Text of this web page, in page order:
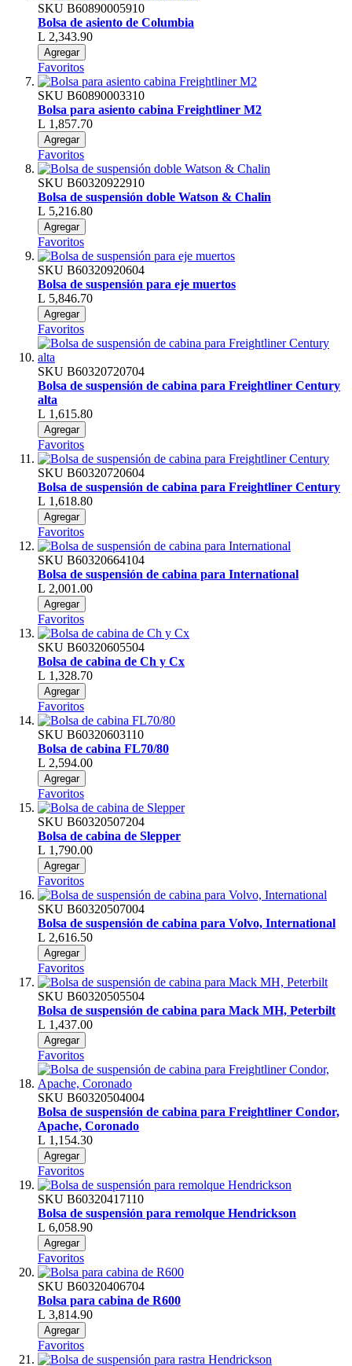
SKU B60890005910
Bolsa de asiento de Columbia
L 2,343.90
Agregar
Favoritos
SKU B60890003310
Bolsa para asiento cabina Freightliner M2
L 1,857.70
Agregar
Favoritos
SKU B60320922910
Bolsa de suspensión doble Watson & Chalin
L 5,216.80
Agregar
Favoritos
SKU B60320920604
Bolsa de suspensión para eje muertos
L 5,846.70
Agregar
Favoritos
SKU B60320720704
Bolsa de suspensión de cabina para Freightliner Century
alta
L 1,615.80
Agregar
Favoritos
SKU B60320720604
Bolsa de suspensión de cabina para Freightliner Century
L 1,618.80
Agregar
Favoritos
SKU B60320664104
Bolsa de suspensión de cabina para International
L 2,001.00
Agregar
Favoritos
SKU B60320605504
Bolsa de cabina de Ch y Cx
L 1,328.70
Agregar
Favoritos
SKU B60320603110
Bolsa de cabina FL70/80
L 2,594.00
Agregar
Favoritos
SKU B60320507204
Bolsa de cabina de Slepper
L 1,790.00
Agregar
Favoritos
SKU B60320507004
Bolsa de suspensión de cabina para Volvo, International
L 2,616.50
Agregar
Favoritos
SKU B60320505504
Bolsa de suspensión de cabina para Mack MH, Peterbilt
L 1,437.00
Agregar
Favoritos
SKU B60320504004
Bolsa de suspensión de cabina para Freightliner Condor,
Apache, Coronado
L 1,154.30
Agregar
Favoritos
SKU B60320417110
Bolsa de suspensión para remolque Hendrickson
L 6,058.90
Agregar
Favoritos
SKU B60320406704
Bolsa para cabina de R600
L 3,814.90
Agregar
Favoritos